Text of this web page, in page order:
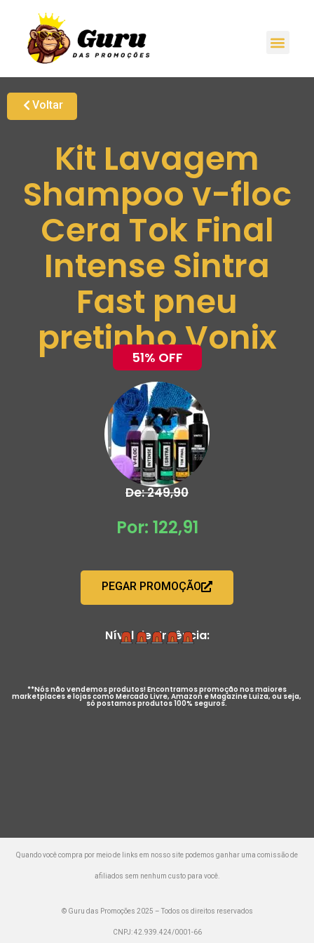
Voltar
Kit Lavagem
Shampoo v-floc
Cera Tok Final
Intense Sintra
Fast pneu
pretinho Vonix
51% OFF
De: 249,90
Por: 122,91
PEGAR PROMOÇÃO
Nível de Urgência:
**Nós não vendemos produtos! Encontramos promoção nos maiores
marketplaces e lojas como Mercado Livre, Amazon e Magazine Luiza, ou seja,
só postamos produtos 100% seguros.
Quando você compra por meio de links em nosso site podemos ganhar uma comissão de
afiliados sem nenhum custo para você.
© Guru das Promoções 2025 – Todos os direitos reservados
CNPJ: 42.939.424/0001-66